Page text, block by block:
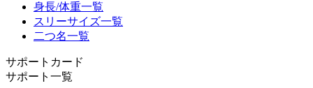
身長/体重一覧
スリーサイズ一覧
二つ名一覧
サポートカード
サポート一覧